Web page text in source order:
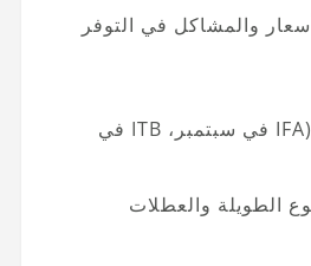
والمشاكل في التوفر
المعارض التجارية (IFA في سبتمبر، ITB في
الطويلة والعطلات